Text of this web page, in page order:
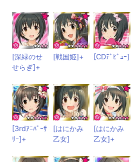
[深緑のせ
せらぎ]+
[戦国姫]+ [CDﾃﾞﾋﾞｭｰ]
[3rdｱﾆﾊﾞｰｻ
ﾘｰ]+
[はにかみ
乙女]
[はにかみ
乙女]+